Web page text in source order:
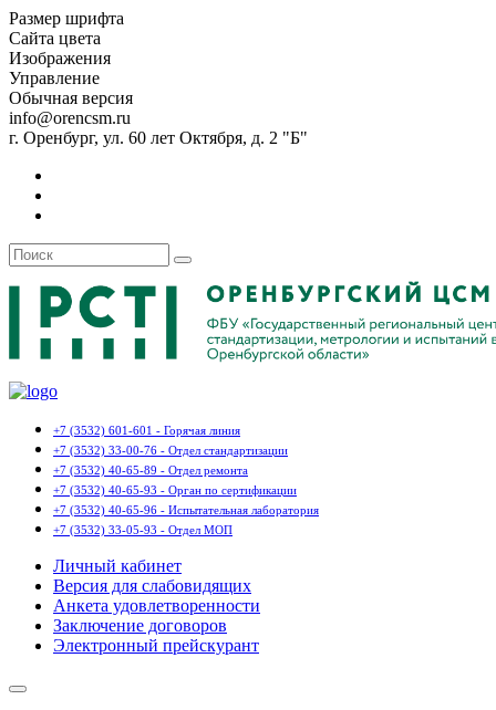
Размер шрифта
Сайта цвета
Изображения
Управление
Обычная версия
info@orencsm.ru
г. Оренбург, ул. 60 лет Октября, д. 2 "Б"
+7 (3532) 601-601 - Горячая линия
+7 (3532) 33-00-76 - Отдел стандартизации
+7 (3532) 40-65-89 - Отдел ремонта
+7 (3532) 40-65-93 - Орган по сертификации
+7 (3532) 40-65-96 - Испытательная лаборатория
+7 (3532) 33-05-93 - Отдел МОП
Личный кабинет
Версия для слабовидящих
Анкета удовлетворенности
Заключение договоров
Электронный прейскурант